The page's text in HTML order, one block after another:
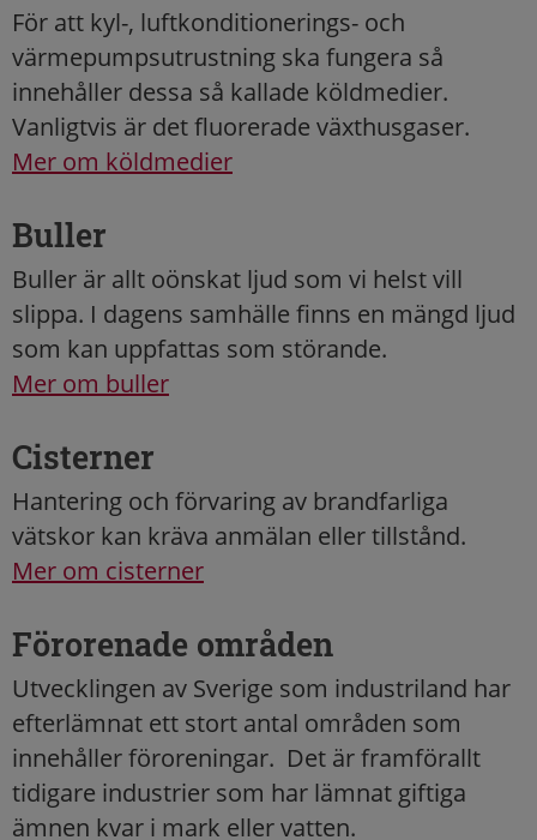
För att kyl-, luftkonditionerings- och
värmepumpsutrustning ska fungera så
innehåller dessa så kallade köldmedier.
Vanligtvis är det fluorerade växthusgaser.
Mer om köldmedier
Buller
Buller är allt oönskat ljud som vi helst vill
slippa. I dagens samhälle finns en mängd ljud
som kan uppfattas som störande.
Mer om buller
Cisterner
Hantering och förvaring av brandfarliga
vätskor kan kräva anmälan eller tillstånd.
Mer om cisterner
Förorenade områden
Utvecklingen av Sverige som industriland har
efterlämnat ett stort antal områden som
innehåller föroreningar. Det är framförallt
tidigare industrier som har lämnat giftiga
ämnen kvar i mark eller vatten.